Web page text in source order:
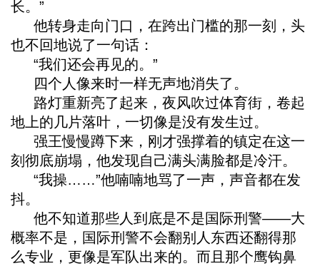
长。”
他转身走向门口，在跨出门槛的那一刻，头
也不回地说了一句话：
“我们还会再见的。”
四个人像来时一样无声地消失了。
路灯重新亮了起来，夜风吹过体育街，卷起
地上的几片落叶，一切像是没有发生过。
强王慢慢蹲下来，刚才强撑着的镇定在这一
刻彻底崩塌，他发现自己满头满脸都是冷汗。
“我操……”他喃喃地骂了一声，声音都在发
抖。
他不知道那些人到底是不是国际刑警——大
概率不是，国际刑警不会翻别人东西还翻得那
么专业，更像是军队出来的。而且那个鹰钩鼻